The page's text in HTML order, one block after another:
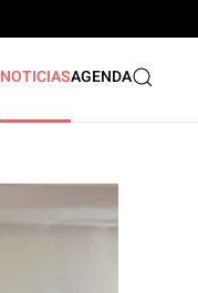
NOTICIASAGENDA